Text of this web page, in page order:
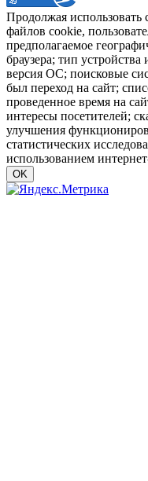
Продолжая использовать
файлов cookie,
предполагаемое
браузера; тип
версия ОС; поисковые
был переход на сайт;
проведенное время на
интересы посетителей;
улучшения
статистических
использованием
OK